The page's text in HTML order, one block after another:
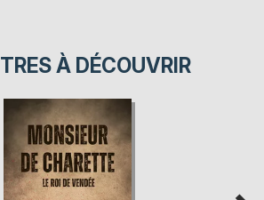
À DÉCOUVRIR